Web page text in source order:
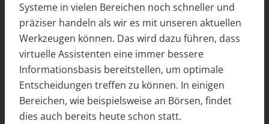
Systeme in vielen Bereichen noch schneller und
präziser handeln als wir es mit unseren aktuellen
Werkzeugen können. Das wird dazu führen, dass
virtuelle Assistenten eine immer bessere
Informationsbasis bereitstellen, um optimale
Entscheidungen treffen zu können. In einigen
Bereichen, wie beispielsweise an Börsen, findet
dies auch bereits heute schon statt.